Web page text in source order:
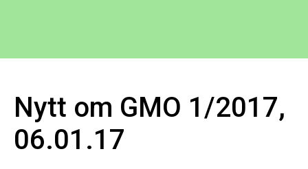
Nytt om GMO 1/2017,
06.01.17